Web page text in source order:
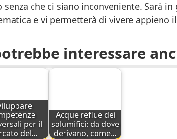
senza che ci siano inconveniente. Sarà
e vi permetterà di vivere appieno
interessare
per il
del…
Acque reflue dei
salumifici: da dove
derivano, come…